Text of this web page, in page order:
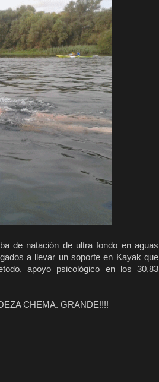
de natación de ultra fondo en aguas
a llevar un soporte en Kayak que
apoyo psicológico en los 30,83
CHEMA. GRANDE!!!!